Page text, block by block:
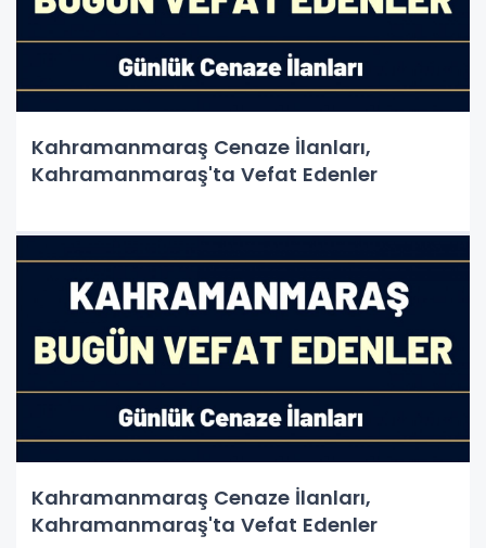
Kahramanmaraş Cenaze İlanları,
Kahramanmaraş'ta Vefat Edenler
Kahramanmaraş Cenaze İlanları,
Kahramanmaraş'ta Vefat Edenler